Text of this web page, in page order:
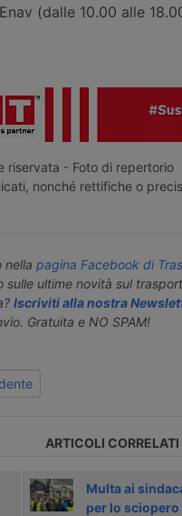
(dalle 10.00 alle
riservata - Foto di repertorio
nonché rettifiche o
nella pagina Facebook di
sulle ultime novità sul
Iscriviti alla nostra
Gratuita e NO SPAM!
ARTICOLI CORRELATI
Multa ai
per lo sciopero